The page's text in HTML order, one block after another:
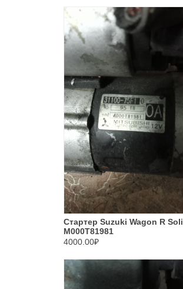
Стартер Suzuki Wagon R
M000T81981
4000.00₽